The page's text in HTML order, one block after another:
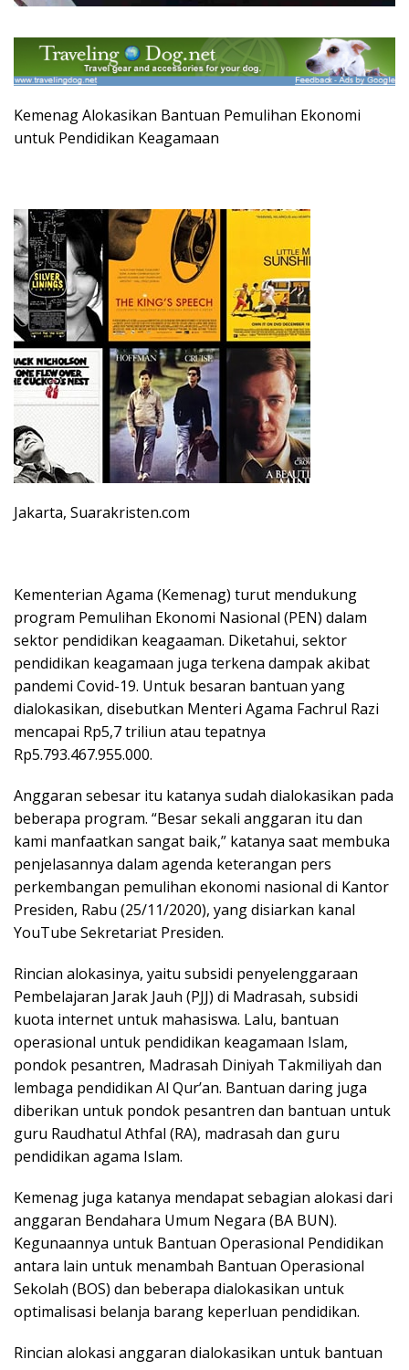
Kemenag Alokasikan Bantuan Pemulihan Ekonomi
untuk Pendidikan Keagamaan
Jakarta, Suarakristen.com
Kementerian Agama (Kemenag) turut mendukung
program Pemulihan Ekonomi Nasional (PEN) dalam
sektor pendidikan keagaaman. Diketahui, sektor
pendidikan keagamaan juga terkena dampak akibat
pandemi Covid-19. Untuk besaran bantuan yang
dialokasikan, disebutkan Menteri Agama Fachrul Razi
mencapai Rp5,7 triliun atau tepatnya
Rp5.793.467.955.000.
Anggaran sebesar itu katanya sudah dialokasikan pada
beberapa program. “Besar sekali anggaran itu dan
kami manfaatkan sangat baik,” katanya saat membuka
penjelasannya dalam agenda keterangan pers
perkembangan pemulihan ekonomi nasional di Kantor
Presiden, Rabu (25/11/2020), yang disiarkan kanal
YouTube Sekretariat Presiden.
Rincian alokasinya, yaitu subsidi penyelenggaraan
Pembelajaran Jarak Jauh (PJJ) di Madrasah, subsidi
kuota internet untuk mahasiswa. Lalu, bantuan
operasional untuk pendidikan keagamaan Islam,
pondok pesantren, Madrasah Diniyah Takmiliyah dan
lembaga pendidikan Al Qur’an. Bantuan daring juga
diberikan untuk pondok pesantren dan bantuan untuk
guru Raudhatul Athfal (RA), madrasah dan guru
pendidikan agama Islam.
Kemenag juga katanya mendapat sebagian alokasi dari
anggaran Bendahara Umum Negara (BA BUN).
Kegunaannya untuk Bantuan Operasional Pendidikan
antara lain untuk menambah Bantuan Operasional
Sekolah (BOS) dan beberapa dialokasikan untuk
optimalisasi belanja barang keperluan pendidikan.
Rincian alokasi anggaran dialokasikan untuk bantuan